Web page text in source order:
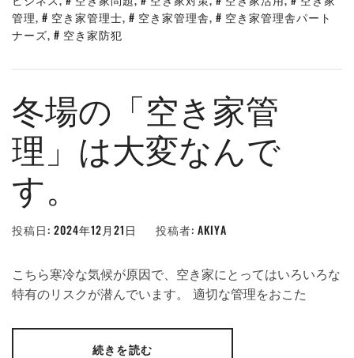
管理, 空き家管理士, 空き家管理舎,
空き家管理舎パート
ナーズ, 空き家防犯
冬場の「空き家管
理」は大変なんで
す。
投稿日: 2024年12月21日 投稿者: AKIYA
こちら寒冷な気候が原因で、空き家にとってはいろいろな
特有のリスクが潜んでいます。 適切な管理をおこた
続きを読む